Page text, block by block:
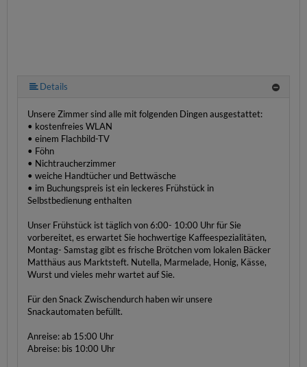
Details
Unsere Zimmer sind alle mit folgenden Dingen ausgestattet:
• kostenfreies WLAN
• einem Flachbild-TV
• Föhn
• Nichtraucherzimmer
• weiche Handtücher und Bettwäsche
• im Buchungspreis ist ein leckeres Frühstück in
Selbstbedienung enthalten
Unser Frühstück ist täglich von 6:00- 10:00 Uhr für Sie
vorbereitet, es erwartet Sie hochwertige Kaffeespezialitäten,
Montag- Samstag gibt es frische Brötchen vom lokalen Bäcker
Matthäus aus Marktsteft. Nutella, Marmelade, Honig, Kässe,
Wurst und vieles mehr wartet auf Sie.
Für den Snack Zwischendurch haben wir unsere
Snackautomaten befüllt.
Anreise: ab 15:00 Uhr
Abreise: bis 10:00 Uhr